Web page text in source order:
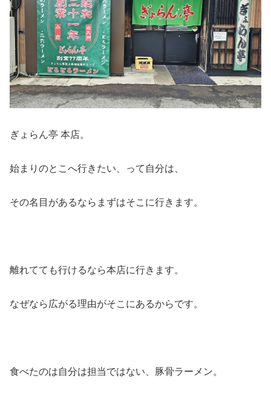
ぎょらん亭 本店。
始まりのとこへ行きたい、って自分は、
その名目があるならまずはそこに行きます。
離れてても行けるなら本店に行きます。
なぜなら広がる理由がそこにあるからです。
食べたのは自分は担当ではない、豚骨ラーメン。